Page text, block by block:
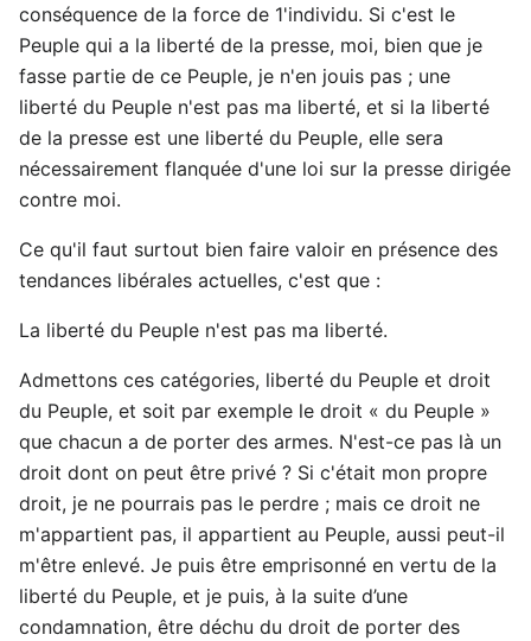
conséquence de la force de 1'individu. Si c'est le
Peuple qui a la liberté de la presse, moi, bien que je
fasse partie de ce Peuple, je n'en jouis pas ; une
liberté du Peuple n'est pas ma liberté, et si la liberté
de la presse est une liberté du Peuple, elle sera
nécessairement flanquée d'une loi sur la presse dirigée
contre moi.
Ce qu'il faut surtout bien faire valoir en présence des
tendances libérales actuelles, c'est que :
La liberté du Peuple n'est pas ma liberté.
Admettons ces catégories, liberté du Peuple et droit
du Peuple, et soit par exemple le droit « du Peuple »
que chacun a de porter des armes. N'est-ce pas là un
droit dont on peut être privé ? Si c'était mon propre
droit, je ne pourrais pas le perdre ; mais ce droit ne
m'appartient pas, il appartient au Peuple, aussi peut-il
m'être enlevé. Je puis être emprisonné en vertu de la
liberté du Peuple, et je puis, à la suite d’une
condamnation, être déchu du droit de porter des